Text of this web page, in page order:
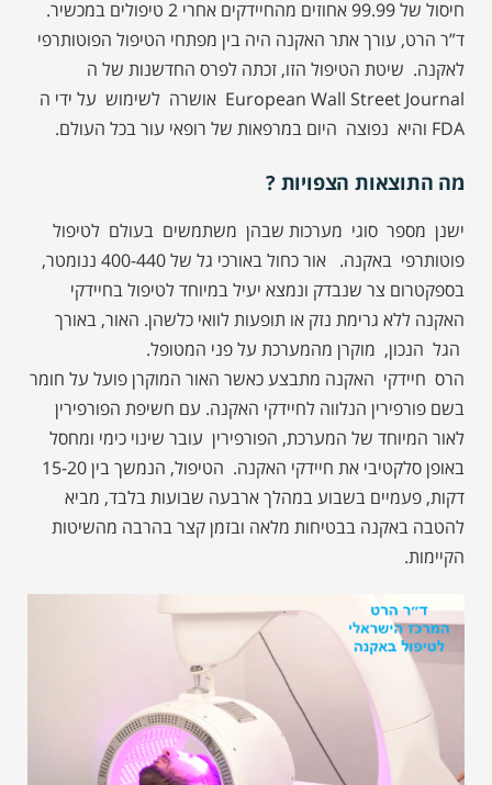
חיסול של 99.99 אחוזים מהחיידקים אחרי 2 טיפולים במכשיר.
ד”ר הרט, עורך אתר האקנה היה בין מפתחי הטיפול הפוטותרפי
לאקנה. שיטת הטיפול הזו, זכתה לפרס החדשנות של ה
European Wall Street Journal אושרה לשימוש על ידי ה
FDA והיא נפוצה היום במרפאות של רופאי עור בכל העולם.
מה התוצאות הצפויות ?
ישנן מספר סוגי מערכות שבהן משתמשים בעולם לטיפול
פוטותרפי באקנה. אור כחול באורכי גל של 400-440 ננומטר,
בספקטרום צר שנבדק ונמצא יעיל במיוחד לטיפול בחיידקי
האקנה ללא גרימת נזק או תופעות לוואי כלשהן. האור, באורך
הגל הנכון, מוקרן מהמערכת על פני המטופל.
הרס חיידקי האקנה מתבצע כאשר האור המוקרן פועל על חומר
בשם פורפירין הנלווה לחיידקי האקנה. עם חשיפת הפורפירין
לאור המיוחד של המערכת, הפורפירין עובר שינוי כימי ומחסל
באופן סלקטיבי את חיידקי האקנה. הטיפול, הנמשך בין 15-20
דקות, פעמיים בשבוע במהלך ארבעה שבועות בלבד, מביא
להטבה באקנה בבטיחות מלאה ובזמן קצר בהרבה מהשיטות
הקיימות.